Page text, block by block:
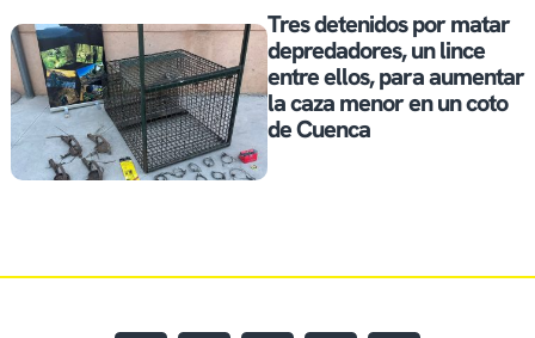
Tres detenidos por matar
depredadores, un lince
entre ellos, para aumentar
la caza menor en un coto
de Cuenca